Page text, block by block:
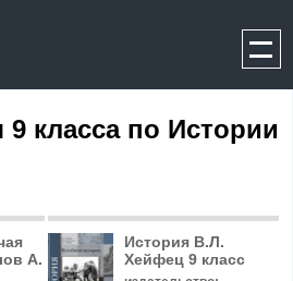
класса по Истории
А.
История В.Л.
Хейфец 9 класс